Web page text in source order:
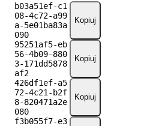
b03a51ef-c1
08-4c72-a99
a-5e01ba83a
090
Kopiuj
95251af5-eb
56-4b09-880
3-171dd5878
af2
Kopiuj
426df1ef-a5
72-4c21-b2f
8-820471a2e
080
Kopiuj
f3b055f7-e3